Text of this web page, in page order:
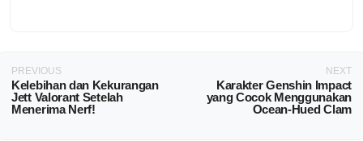
PREVIOUS
Kelebihan dan Kekurangan
Jett Valorant Setelah
Menerima Nerf!
NEXT
Karakter Genshin Impact
yang Cocok Menggunakan
Ocean-Hued Clam